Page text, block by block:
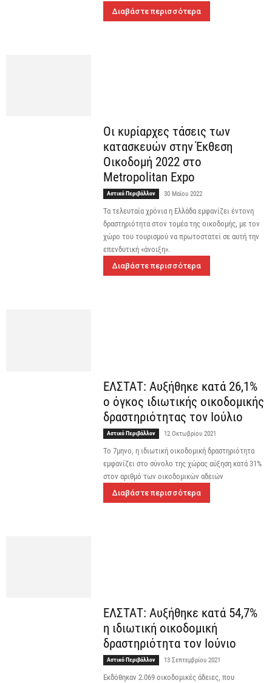
Διαβάστε περισσότερα
Οι κυρίαρχες τάσεις των
κατασκευών στην Έκθεση
Οικοδομή 2022 στο
Metropolitan Expo
Αστικό Περιβάλλον 30 Μαΐου 2022
Τα τελευταία χρόνια η Ελλάδα εμφανίζει έντονη
δραστηριότητα στον τομέα της οικοδομής, με τον
χώρο του τουρισμού να πρωτοστατεί σε αυτή την
επενδυτική «άνοιξη».
Διαβάστε περισσότερα
ΕΛΣΤΑΤ: Αυξήθηκε κατά 26,1%
ο όγκος ιδιωτικής οικοδομικής
δραστηριότητας τον Ιούλιο
Αστικό Περιβάλλον 12 Οκτωβρίου 2021
Το 7μηνο, η ιδιωτική οικοδομική δραστηριότητα
εμφανίζει στο σύνολο της χώρας αύξηση κατά 31%
στον αριθμό των οικοδομικών αδειών
Διαβάστε περισσότερα
ΕΛΣΤΑΤ: Αυξήθηκε κατά 54,7%
η ιδιωτική οικοδομική
δραστηριότητα τον Ιούνιο
Αστικό Περιβάλλον 13 Σεπτεμβρίου 2021
Εκδόθηκαν 2.069 οικοδομικές άδειες, που